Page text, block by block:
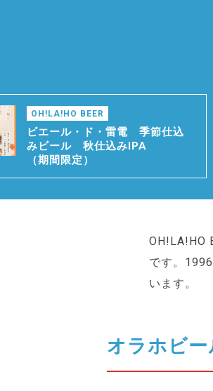
OH!LA!HO BEER
ビエール・ド・雷電 季節仕込
みビール 秋仕込みIPA
（期間限定）
OH!LA!HO
です。
います。
オラホビ